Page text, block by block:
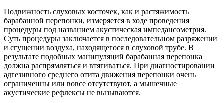
Подвижность слуховых косточек, как и растяжимость
барабанной перепонки, измеряется в ходе проведения
процедуры под названием акустическая импедансометрия.
Суть процедуры заключается в последовательном разряжении
и сгущении воздуха, находящегося в слуховой трубе. В
результате подобных манипуляций барабанная перепонка
должна распрямляться и втягиваться. При диагностировании
адгезивного среднего отита движения перепонки очень
ограниченны или вовсе отсутствуют, а мышечные
акустические рефлексы не вызываются.